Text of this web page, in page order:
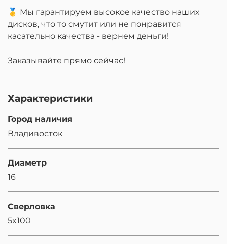
🥇 Мы гарантируем высокое качество наших
дисков, что то смутит или не понравится
касательно качества - вернем деньги!
Заказывайте прямо сейчас!
Характеристики
Город наличия
Владивосток
Диаметр
16
Сверловка
5x100